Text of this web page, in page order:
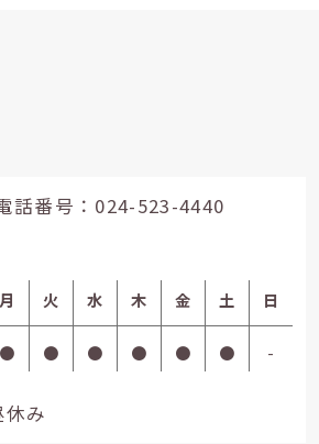
話番号： 024-523-4440
月 火 水 木 金 土 日
● ● ● ● ● ● -
み